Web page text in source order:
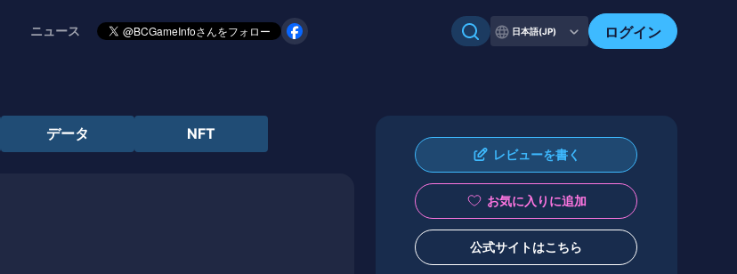
ニュース 日本語(JP) ログイン
データ NFT
レビューを書く
お気に入りに追加
公式サイトはこちら